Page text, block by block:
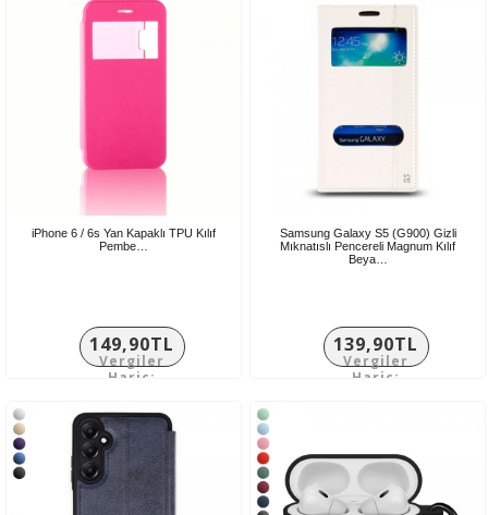
iPhone 6 / 6s Yan Kapaklı TPU Kılıf
Pembe…
149,90TL
Vergiler
Hariç:
Samsung Galaxy S5 (G900) Gizli
Mıknatıslı Pencereli Magnum Kılıf
Beya…
139,90TL
Vergiler
Hariç: